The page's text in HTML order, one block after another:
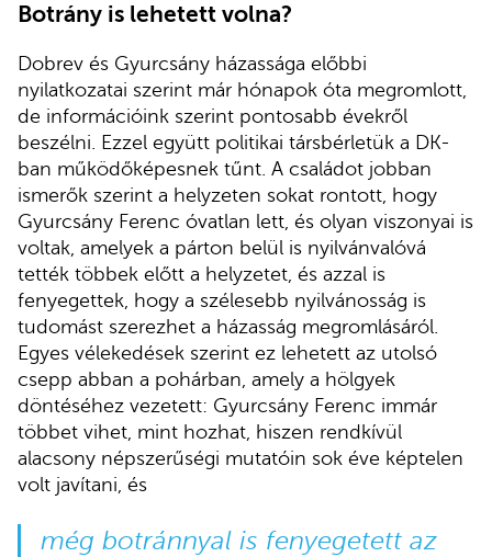
Botrány is lehetett volna?
Dobrev és Gyurcsány házassága előbbi
nyilatkozatai szerint már hónapok óta megromlott,
de információink szerint pontosabb évekről
beszélni. Ezzel együtt politikai társbérletük a DK-
ban működőképesnek tűnt. A családot jobban
ismerők szerint a helyzeten sokat rontott, hogy
Gyurcsány Ferenc óvatlan lett, és olyan viszonyai is
voltak, amelyek a párton belül is nyilvánvalóvá
tették többek előtt a helyzetet, és azzal is
fenyegettek, hogy a szélesebb nyilvánosság is
tudomást szerezhet a házasság megromlásáról.
Egyes vélekedések szerint ez lehetett az utolsó
csepp abban a pohárban, amely a hölgyek
döntéséhez vezetett: Gyurcsány Ferenc immár
többet vihet, mint hozhat, hiszen rendkívül
alacsony népszerűségi mutatóin sok éve képtelen
volt javítani, és
még botránnyal is fenyegetett az